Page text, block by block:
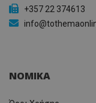
+357 22 374613
ΝΟΜΙΚΑ